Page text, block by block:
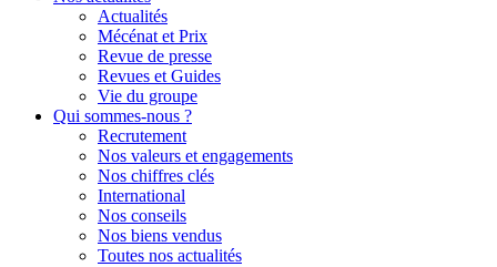
Actualités
Mécénat et Prix
Revue de presse
Revues et Guides
Vie du groupe
Qui sommes-nous ?
Recrutement
Nos valeurs et engagements
Nos chiffres clés
International
Nos conseils
Nos biens vendus
Toutes nos actualités